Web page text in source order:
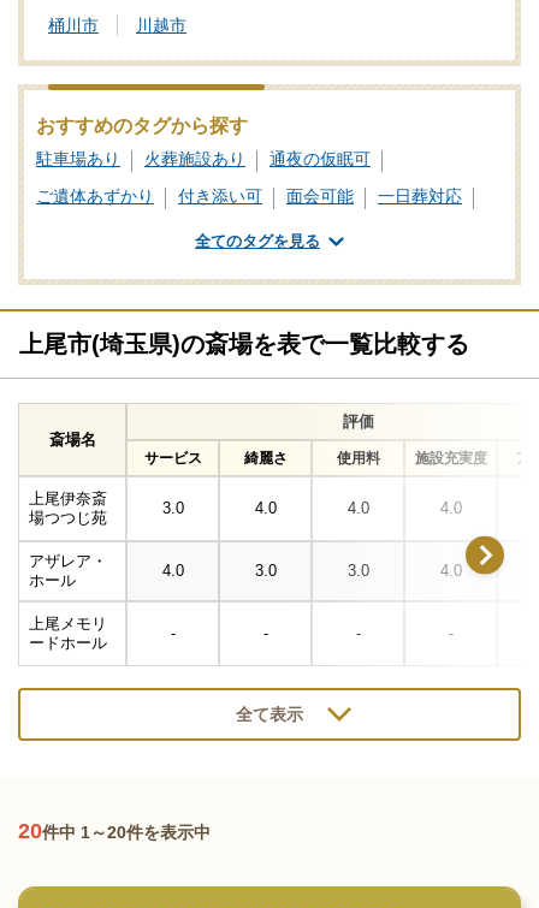
桶川市 川越市
おすすめのタグから探す
駐車場あり 火葬施設あり
通夜の仮眠可
ご遺体あずかり
付き添い可 面会可能
一日葬対応
公営斎場・葬儀場
全てのタグを見る
上尾市(埼玉県)の斎場を表で一覧比較する
斎場名
評価
サービス 綺麗さ 使用料 施設充実度 ア
上尾伊奈斎
場つつじ苑
3.0 4.0 4.0 4.0
アザレア・
ホール
4.0 3.0 3.0 4.0
上尾メモリ
ードホール
- - - -
全て表示
20件中 1～20件を表示中